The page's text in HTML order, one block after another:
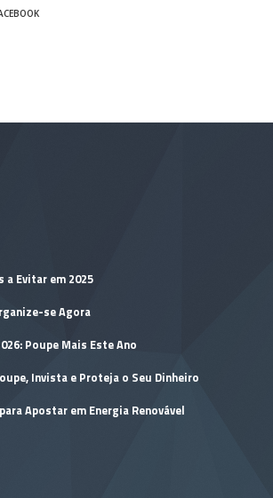
a Evitar em 2025
se Agora
Poupe Mais Este Ano
Invista e Proteja o Seu Dinheiro
Apostar em Energia Renovável